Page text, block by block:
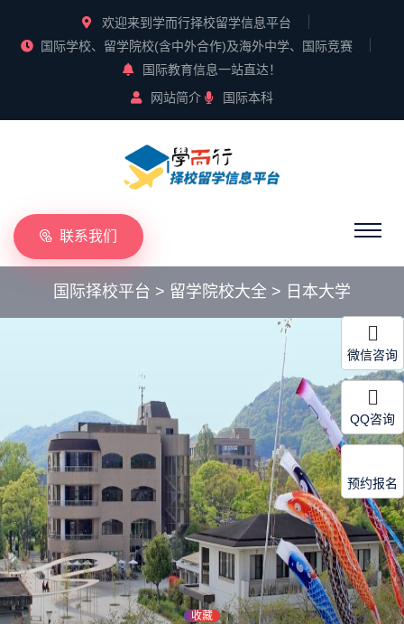
欢迎来到学而行择校留学信息平台
国际学校、留学院校(含中外合作)及海外中学、国际竞赛
国际教育信息一站直达！
网站简介
国际本科
联系我们
国际择校平台 > 留学院校大全 > 日本大学
收藏
微信咨询
QQ咨询
预约报名